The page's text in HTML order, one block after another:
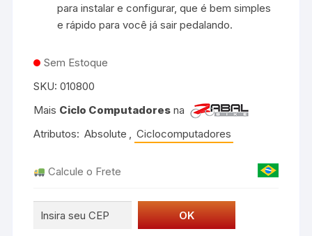
para instalar e configurar, que é bem simples
e rápido para você já sair pedalando.
Sem Estoque
SKU:010800
Mais Ciclo Computadores na
Atributos: Absolute , Ciclocomputadores
Calcule o Frete